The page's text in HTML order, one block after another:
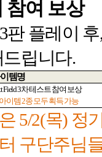
참여 보상
판 플레이 후
드립니다.
템명
Field 3차 테스트 참여 보상
이템2종 모두 획득 가능
5/2(목) 정
구단주님